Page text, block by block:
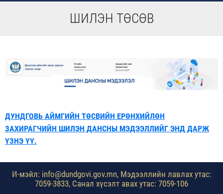
ШИЛЭН ТӨСӨВ
ДУНДГОВЬ АЙМГИЙН ТӨСВИЙН ЕРӨНХИЙЛӨН
ЗАХИРАГЧИЙН ШИЛЭН ДАНСНЫ МЭДЭЭЛЛИЙГ ЭНД ДАРЖ
ҮЗНЭ ҮҮ.
И-мэйл: info@dundgovi.gov.mn, Мэдээллийн лавлах утас:
7059-3833, Санал хүсэлт авах утас: 7059-106